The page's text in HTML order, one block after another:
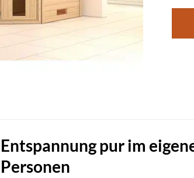
Entspannung pur im
Personen